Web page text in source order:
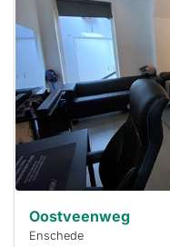
Om kans te
maken moet je
binnen 15
minuten
reageren.
Stekkies helpt
je hierbij!
Oostveenweg
Enschede